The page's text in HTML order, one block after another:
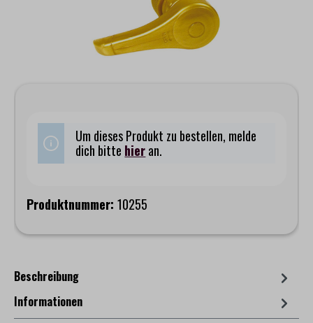
Um dieses Produkt zu bestellen, melde
dich bitte hieran.
Produktnummer:10255
Beschreibung
Informationen